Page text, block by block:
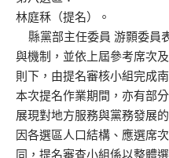
林庭秝（提名）。
縣黨部主任委員 游顥委員
與機制，並依上屆參考席次
則下，由提名審核小組完成
本次提名作業期間，亦有部
展現對地方服務與黨務發展
因各選區人口結構、應選席
同，提名審查小組係以整體